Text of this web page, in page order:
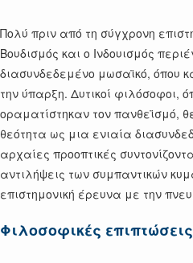
Πολύ πριν από τη σύγχρονη
Βουδισμός και ο Ινδουισμός
διασυνδεδεμένο μωσαϊκό, όπου
την ύπαρξη. Δυτικοί φιλόσοφοι,
οραματίστηκαν τον πανθεϊσμό,
θεότητα ως μια ενιαία
αρχαίες προοπτικές
αντιλήψεις των συμπαντικών
επιστημονική έρευνα με την
Φιλοσοφικές επιπτώσεις